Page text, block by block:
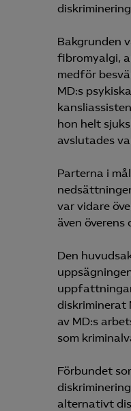
Bakgrunden
fibromyalgi,
medför
MD:s
hon helt
avslutades
Parterna i
var vidare
även
Den
diskriminerat
av MD:s
som
Förbundet
alternativt